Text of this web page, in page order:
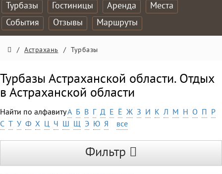
Турбазы Гостиницы Аренда
Места
События
Отзывы Маршруты
/ Астрахань / Турбазы
Турбазы Астраханской области. Отдых
в Астраханской области
Найти по алфавитуА Б В Г Д Е Ё Ж З И К Л М Н О П Р
С Т У Ф Х Ц Ч Ш Щ Э Ю Я все
Фильтр